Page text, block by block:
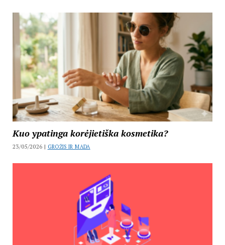
Kuo ypatinga korėjietiška kosmetika?
23/05/2026 | GROŽIS IR MADA